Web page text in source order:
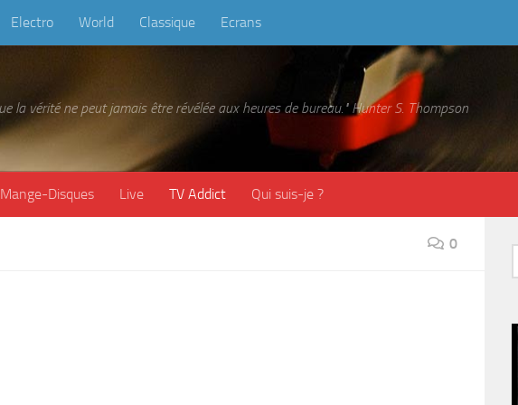
Electro World Classique Ecrans
la vérité ne peut jamais être révélée aux heures de bureau." Hunter S. Thompson
Mange-Disques Live TV Addict Qui suis-je ?
0